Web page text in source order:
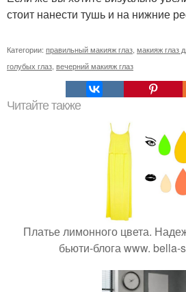
стоит нанести тушь и на нижние
Категории: правильный макияж глаз, макияж глаз
голубых глаз, вечерний макияж глаз
Читайте также
Платье лимонного цвета.
бьюти-блога www. bella-